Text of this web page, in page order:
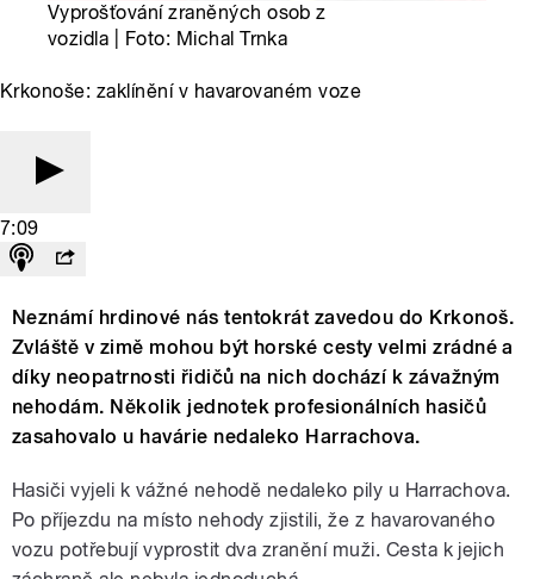
Vyprošťování zraněných osob z
vozidla | Foto: Michal Trnka
Krkonoše: zaklínění v havarovaném voze
7:09
Neznámí hrdinové nás tentokrát zavedou do Krkonoš.
Zvláště v zimě mohou být horské cesty velmi zrádné a
díky neopatrnosti řidičů na nich dochází k závažným
nehodám. Několik jednotek profesionálních hasičů
zasahovalo u havárie nedaleko Harrachova.
Hasiči vyjeli k vážné nehodě nedaleko pily u Harrachova.
Po příjezdu na místo nehody zjistili, že z havarovaného
vozu potřebují vyprostit dva zranění muži. Cesta k jejich